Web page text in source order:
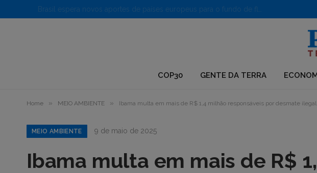
COP30 GENTE DA TERRA
Home » MEIO AMBIENTE » Ibama multa em mais de R$ 1,4 milhão responsáveis por desmate ilegal
MEIO AMBIENTE 9 de maio de 2025
Ibama multa em mais de R$